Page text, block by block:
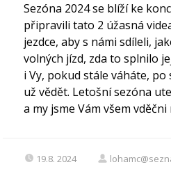
Sezóna 2024 se blíží ke
připravili tato 2 úžasná
jezdce, aby s námi sdíleli,
volných jízd, zda to splnilo
i Vy, pokud stále váháte,
už vědět. Letošní sezóna
a my jsme Vám všem vděčni
19.8. 2024